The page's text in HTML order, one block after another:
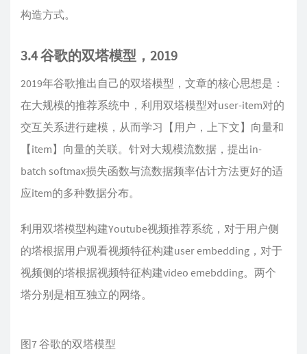
构造方式。
3.4 谷歌的双塔模型，2019
2019年谷歌推出自己的双塔模型，文章的核心思想是：
在大规模的推荐系统中，利用双塔模型对user-item对的
交互关系进行建模，从而学习【用户，上下文】向量和
【item】向量的关联。针对大规模流数据，提出in-
batch softmax损失函数与流数据频率估计方法更好的适
应item的多种数据分布。
利用双塔模型构建Youtube视频推荐系统，对于用户侧
的塔根据用户观看视频特征构建user embedding，对于
视频侧的塔根据视频特征构建video emebdding。两个
塔分别是相互独立的网络。
图7 谷歌的双塔模型